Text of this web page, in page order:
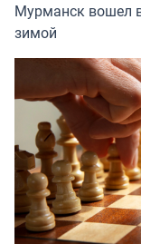
Мурманск вошел
зимой